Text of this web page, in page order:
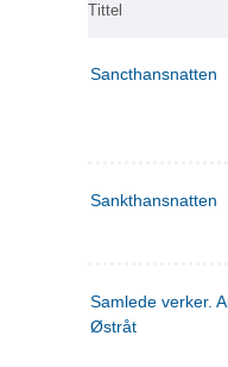
Tittel
Sancthansnatten
Sankthansnatten
Samlede verker.
Østråt